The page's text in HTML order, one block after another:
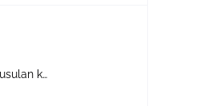
kylät